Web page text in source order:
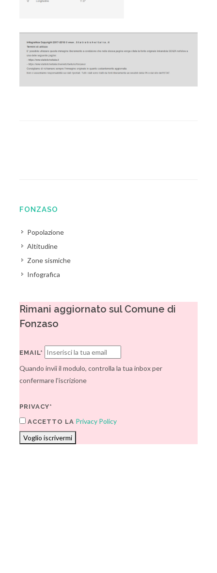
FONZASO
Popolazione
Altitudine
Zone sismiche
Infografica
Rimani aggiornato sul Comune di
Fonzaso
EMAIL*
Quando invii il modulo, controlla la tua inbox per
confermare l'iscrizione
PRIVACY*
ACCETTO LA Privacy Policy
Voglio iscrivermi